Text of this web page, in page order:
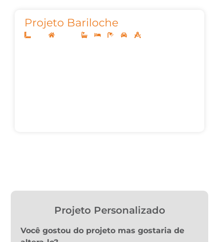
Projeto Bariloche
12x25 5
Projeto Personalizado
Você gostou do projeto mas gostaria de